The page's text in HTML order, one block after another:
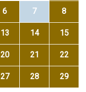
6 7 8
13 14 15
20 21 22
27 28 29